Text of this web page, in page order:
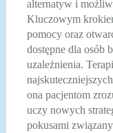
alternatyw i
Kluczowym
pomocy oraz
dostępne dla osób
uzależnienia.
ona pacjentom
uczy nowych
pokusami